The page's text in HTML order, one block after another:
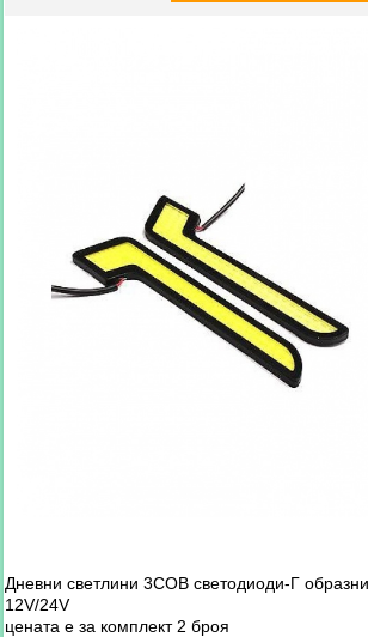
Дневни светлини 3СОВ светодиоди-Г образни
12V/24V
цената е за комплект 2 броя